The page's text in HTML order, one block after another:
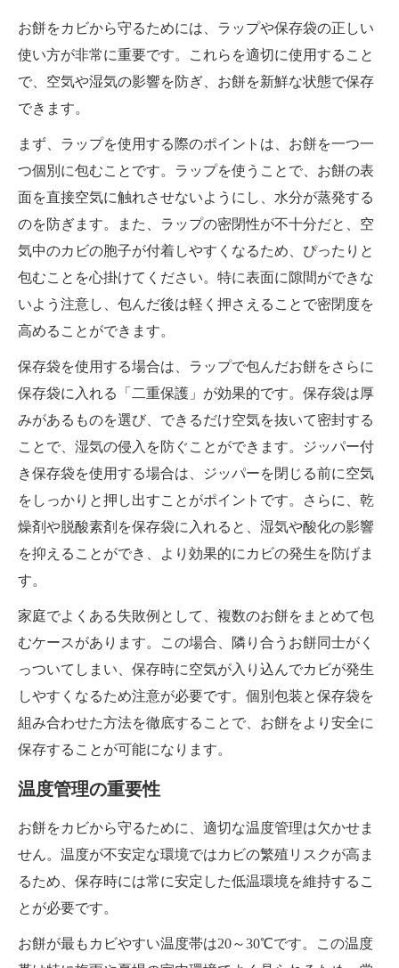
お餅をカビから守るためには、ラップや保存袋の正しい
使い方が非常に重要です。これらを適切に使用すること
で、空気や湿気の影響を防ぎ、お餅を新鮮な状態で保存
できます。
まず、ラップを使用する際のポイントは、お餅を一つ一
つ個別に包むことです。ラップを使うことで、お餅の表
面を直接空気に触れさせないようにし、水分が蒸発する
のを防ぎます。また、ラップの密閉性が不十分だと、空
気中のカビの胞子が付着しやすくなるため、ぴったりと
包むことを心掛けてください。特に表面に隙間ができな
いよう注意し、包んだ後は軽く押さえることで密閉度を
高めることができます。
保存袋を使用する場合は、ラップで包んだお餅をさらに
保存袋に入れる「二重保護」が効果的です。保存袋は厚
みがあるものを選び、できるだけ空気を抜いて密封する
ことで、湿気の侵入を防ぐことができます。ジッパー付
き保存袋を使用する場合は、ジッパーを閉じる前に空気
をしっかりと押し出すことがポイントです。さらに、乾
燥剤や脱酸素剤を保存袋に入れると、湿気や酸化の影響
を抑えることができ、より効果的にカビの発生を防げま
す。
家庭でよくある失敗例として、複数のお餅をまとめて包
むケースがあります。この場合、隣り合うお餅同士がく
っついてしまい、保存時に空気が入り込んでカビが発生
しやすくなるため注意が必要です。個別包装と保存袋を
組み合わせた方法を徹底することで、お餅をより安全に
保存することが可能になります。
温度管理の重要性
お餅をカビから守るために、適切な温度管理は欠かせま
せん。温度が不安定な環境ではカビの繁殖リスクが高ま
るため、保存時には常に安定した低温環境を維持するこ
とが必要です。
お餅が最もカビやすい温度帯は20～30℃です。この温度